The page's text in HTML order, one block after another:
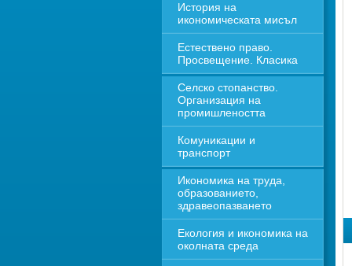
История на
икономическата мисъл
Естествено право.
Просвещение. Класика
Селско стопанство.
Организация на
промишлеността
Комуникации и
транспорт
Икономика на труда,
образованието,
здравеопазването
Екология и икономика на
околната среда